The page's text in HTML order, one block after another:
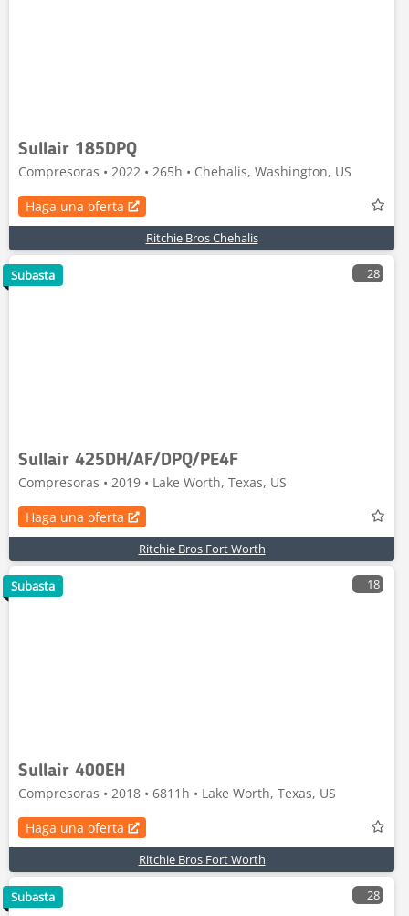
Sullair 185DPQ
Compresoras • 2022 • 265h • Chehalis, Washington, US
Haga una oferta
Ritchie Bros Chehalis
28
Sullair 425DH/AF/DPQ/PE4F
Compresoras • 2019 • Lake Worth, Texas, US
Haga una oferta
Ritchie Bros Fort Worth
Subasta
18
Sullair 400EH
Compresoras • 2018 • 6811h • Lake Worth, Texas, US
Haga una oferta
Ritchie Bros Fort Worth
Subasta
28
Subasta